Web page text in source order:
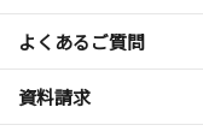
よくあるご質問
資料請求